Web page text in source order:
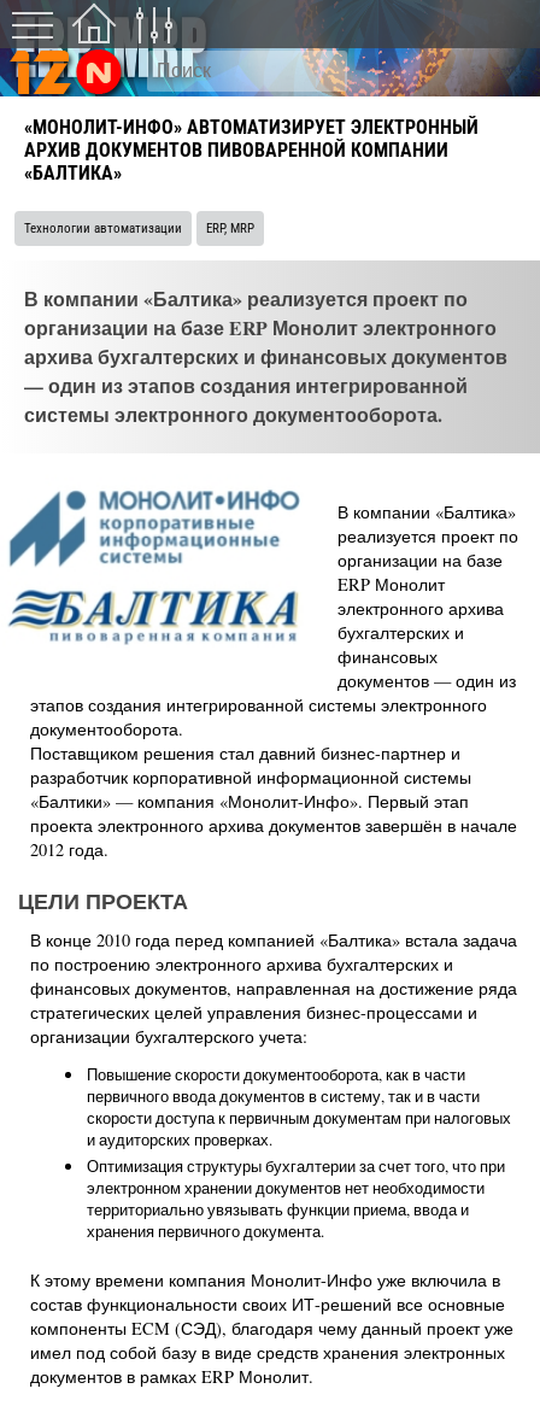
«МОНОЛИТ-ИНФО» АВТОМАТИЗИРУЕТ ЭЛЕКТРОННЫЙ
АРХИВ ДОКУМЕНТОВ ПИВОВАРЕННОЙ КОМПАНИИ
«БАЛТИКА»
Технологии автоматизации ERP, MRP
В компании «Балтика» реализуется проект по
организации на базе ERP Монолит электронного
архива бухгалтерских и финансовых документов
— один из этапов создания интегрированной
системы электронного документооборота.
В компании «Балтика»
реализуется проект по
организации на базе
ERP Монолит
электронного архива
бухгалтерских и
финансовых
документов — один из
этапов создания интегрированной системы электронного
документооборота.
Поставщиком решения стал давний бизнес-партнер и
разработчик корпоративной информационной системы
«Балтики» — компания «Монолит-Инфо». Первый этап
проекта электронного архива документов завершён в начале
2012 года.
ЦЕЛИ ПРОЕКТА
В конце 2010 года перед компанией «Балтика» встала задача
по построению электронного архива бухгалтерских и
финансовых документов, направленная на достижение ряда
стратегических целей управления бизнес-процессами и
организации бухгалтерского учета:
Повышение скорости документооборота, как в части
первичного ввода документов в систему, так и в части
скорости доступа к первичным документам при налоговых
и аудиторских проверках.
Оптимизация структуры бухгалтерии за счет того, что при
электронном хранении документов нет необходимости
территориально увязывать функции приема, ввода и
хранения первичного документа.
К этому времени компания Монолит-Инфо уже включила в
состав функциональности своих ИТ-решений все основные
компоненты ECM (СЭД), благодаря чему данный проект уже
имел под собой базу в виде средств хранения электронных
документов в рамках ERP Монолит.